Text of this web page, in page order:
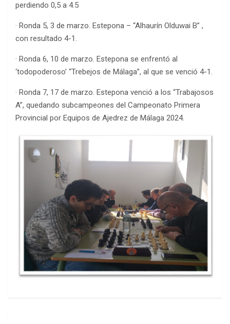
perdiendo 0,5 a 4.5
· Ronda 5, 3 de marzo. Estepona – “Alhaurín Olduwai B” ,
con resultado 4-1.
· Ronda 6, 10 de marzo. Estepona se enfrentó al
‘todopoderoso’ “Trebejos de Málaga”, al que se venció 4-1.
· Ronda 7, 17 de marzo. Estepona venció a los “Trabajosos
A”, quedando subcampeones del Campeonato Primera
Provincial por Equipos de Ajedrez de Málaga 2024.